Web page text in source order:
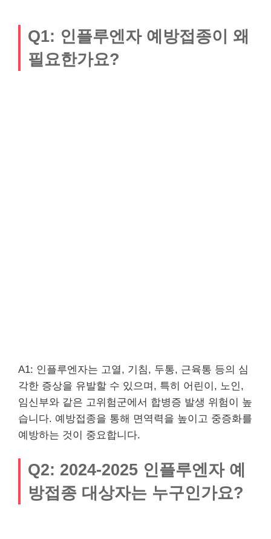
Q1: 인플루엔자 예방접종이 왜
필요한가요?
A1: 인플루엔자는 고열, 기침, 두통, 근육통 등의 심
각한 증상을 유발할 수 있으며, 특히 어린이, 노인,
임신부와 같은 고위험군에서 합병증 발생 위험이 높
습니다. 예방접종을 통해 면역력을 높이고 중증화를
예방하는 것이 중요합니다.
Q2: 2024-2025 인플루엔자 예
방접종 대상자는 누구인가요?